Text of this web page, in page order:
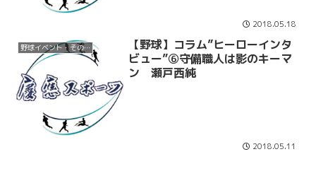
2018.05.18
野球イベント・その他
【野球】コラム”ヒーローインタ
ビュー”⑥守備職人は影のキーマ
ン 瀬戸西純
2018.05.11